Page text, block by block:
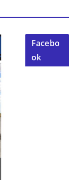
Facebo
ok